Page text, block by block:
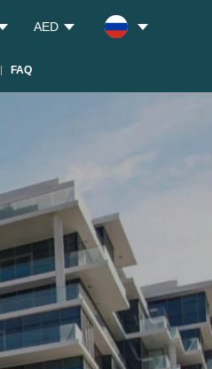
AED
FAQ